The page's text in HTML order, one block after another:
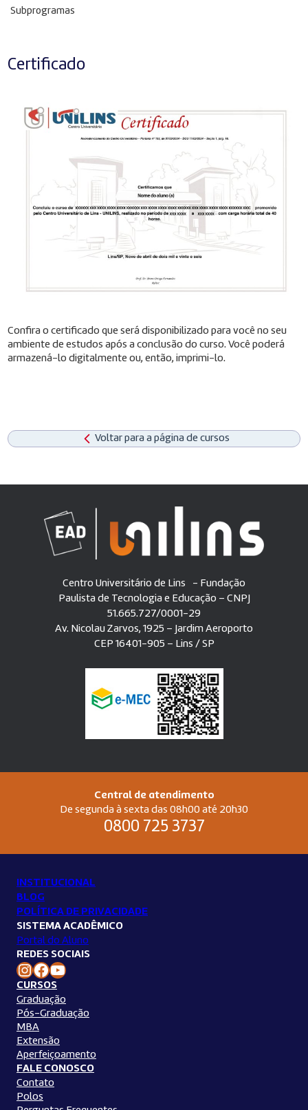
Subprogramas
Certificado
Confira o certificado que será disponibilizado para você no seu
ambiente de estudos após a conclusão do curso. Você poderá
armazená-lo digitalmente ou, então, imprimi-lo.
Voltar para a página de cursos
Centro Universitário de Lins - Fundação
Paulista de Tecnologia e Educação – CNPJ
51.665.727/0001-29
Av. Nicolau Zarvos, 1925 – Jardim Aeroporto
CEP 16401-905 – Lins / SP
Central de atendimento
De segunda à sexta das 08h00 até 20h30
0800 725 3737
INSTITUCIONAL
BLOG
POLÍTICA DE PRIVACIDADE
SISTEMA ACADÊMICO
Portal do Aluno
REDES SOCIAIS
Instagram Unilins Facebook Unilins Youtube Unilins
CURSOS
Graduação
Pós-Graduação
MBA
Extensão
Aperfeiçoamento
FALE CONOSCO
Contato
Polos